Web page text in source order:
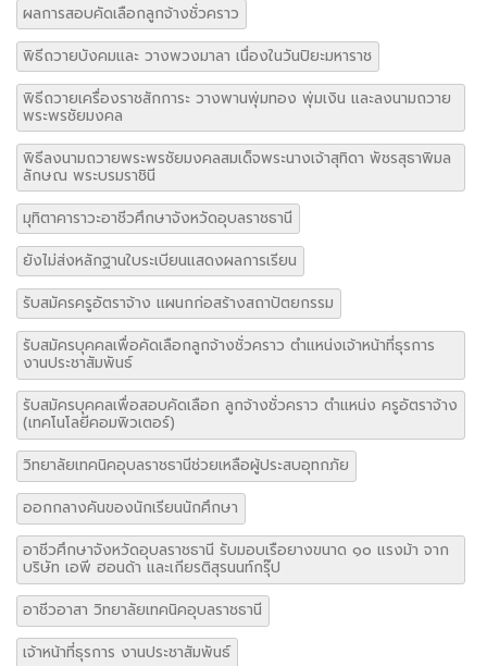
ผลการสอบคัดเลือกลูกจ้างชั่วคราว
พิธีถวายบังคมและ วางพวงมาลา เนื่องในวันปิยะมหาราช
พิธีถวายเครื่องราชสักการะ วางพานพุ่มทอง พุ่มเงิน และลงนามถวาย
พระพรชัยมงคล
พิธีลงนามถวายพระพรชัยมงคลสมเด็จพระนางเจ้าสุทิดา พัชรสุธาพิมล
ลักษณ พระบรมราชินี
มุทิตาคาราวะอาชีวศึกษาจังหวัดอุบลราชธานี
ยังไม่ส่งหลักฐานใบระเบียนแสดงผลการเรียน
รับสมัครครูอัตราจ้าง แผนกก่อสร้างสถาปัตยกรรม
รับสมัครบุคคลเพื่อคัดเลือกลูกจ้างชั่วคราว ตำแหน่งเจ้าหน้าที่ธุรการ
งานประชาสัมพันธ์
รับสมัครบุคคลเพื่อสอบคัดเลือก ลูกจ้างชั่วคราว ตำแหน่ง ครูอัตราจ้าง
(เทคโนโลยีคอมพิวเตอร์)
วิทยาลัยเทคนิคอุบลราชธานีช่วยเหลือผู้ประสบอุทกภัย
ออกกลางคันของนักเรียนนักศึกษา
อาชีวศึกษาจังหวัดอุบลราชธานี รับมอบเรือยางขนาด ๑๐ แรงม้า จาก
บริษัท เอพี ฮอนด้า และเกียรติสุรนนท์กรุ๊ป
อาชีวอาสา วิทยาลัยเทคนิคอุบลราชธานี
เจ้าหน้าที่ธุรการ งานประชาสัมพันธ์